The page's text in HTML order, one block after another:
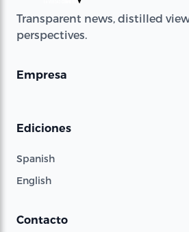
Transparent news, distilled
perspectives.
Empresa
Ediciones
Spanish
English
Contacto